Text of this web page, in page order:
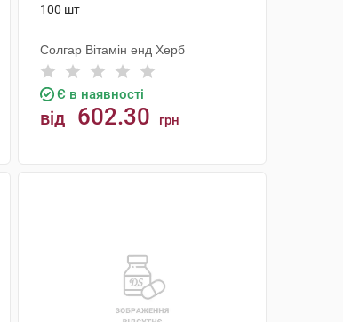
100 шт
Солгар Вітамін енд Херб
Є в наявності
від 602.30 грн